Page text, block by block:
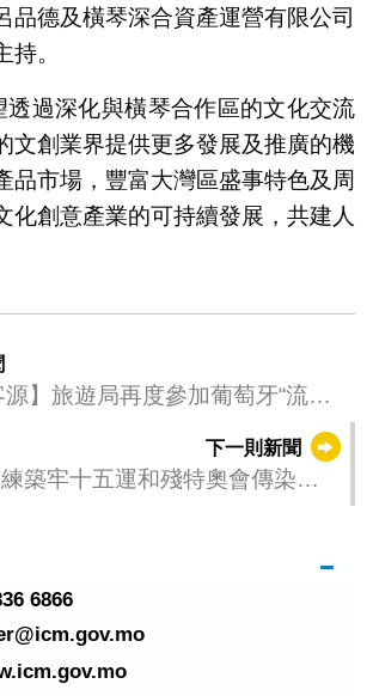
品德及橫琴深合資產運營有限公司
。
透過深化與橫琴合作區的文化交流
文創業界提供更多發展及推廣的機
品市場，豐富大灣區盛事特色及周
化創意產業的可持續發展，共建人
源】旅遊局再度參加葡萄牙“流行
下一則新聞
築牢十五運和殘特奧會傳染病
6866